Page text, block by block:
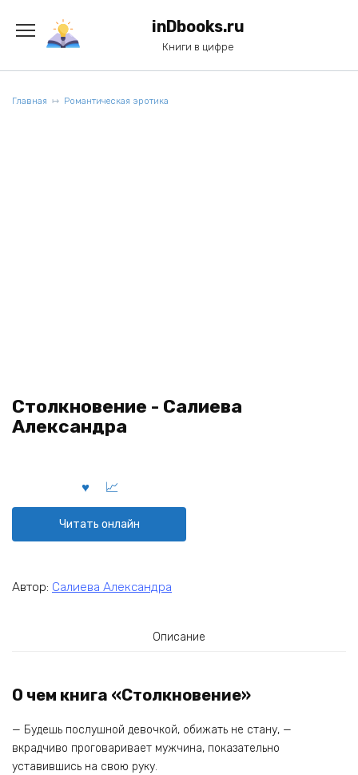
содержанию
inDbooks.ru
Книги в цифре
Главная Романтическая эротика
Столкновение - Салиева
Александра
Читать онлайн
Автор: Салиева Александра
Описание
О чем книга «Столкновение»
— Будешь послушной девочкой, обижать не стану, —
вкрадчиво проговаривает мужчина, показательно
уставившись на свою руку.